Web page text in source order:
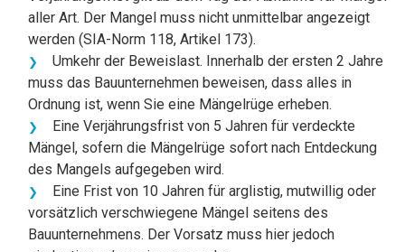
aller Art. Der Mangel muss nicht unmittelbar angezeigt
werden (SIA-Norm 118, Artikel 173).
Umkehr der Beweislast. Innerhalb der ersten 2 Jahre
muss das Bauunternehmen beweisen, dass alles in
Ordnung ist, wenn Sie eine Mängelrüge erheben.
Eine Verjährungsfrist von 5 Jahren für verdeckte
Mängel, sofern die Mängelrüge sofort nach Entdeckung
des Mangels aufgegeben wird.
Eine Frist von 10 Jahren für arglistig, mutwillig oder
vorsätzlich verschwiegene Mängel seitens des
Bauunternehmens. Der Vorsatz muss hier jedoch